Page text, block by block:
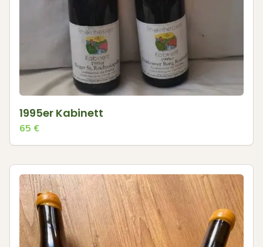
1995er Kabinett
65 €